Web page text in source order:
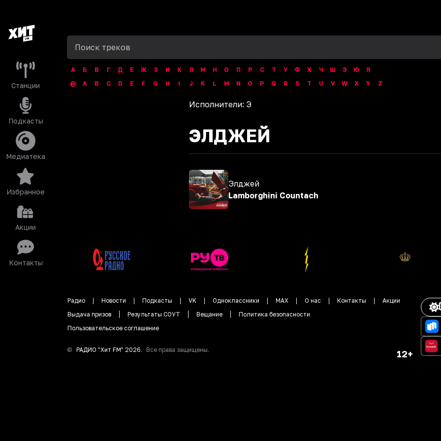
Станции
Подкасты
Медиатека
Избранное
Акции
Контакты
А Б В Г Д Е Ж З И К Л М Н О П Р С Т У Ф Х Ч Ш Э Ю
Я
@
A B C D E F G H I J K L M N O P Q R S T U V W X Y Z
Исполнители: Э
ЭЛДЖЕЙ
Элджей
Lamborghini Countach
Радио Новости Подкасты VK Одноклассники MAX О нас Контакты
Акции
Выдача призов
Результаты СОУТ Вещание
Политика безопасности
Пользовательское соглашение
© РАДИО "Хит FM" 2026. Все права защищены. 12+